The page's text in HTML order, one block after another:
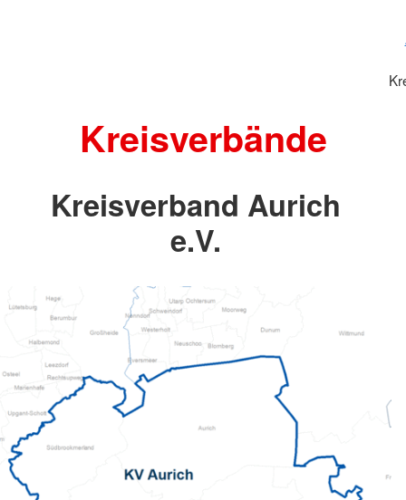
Kreisverbände
Kreisverband Aurich
e.V.